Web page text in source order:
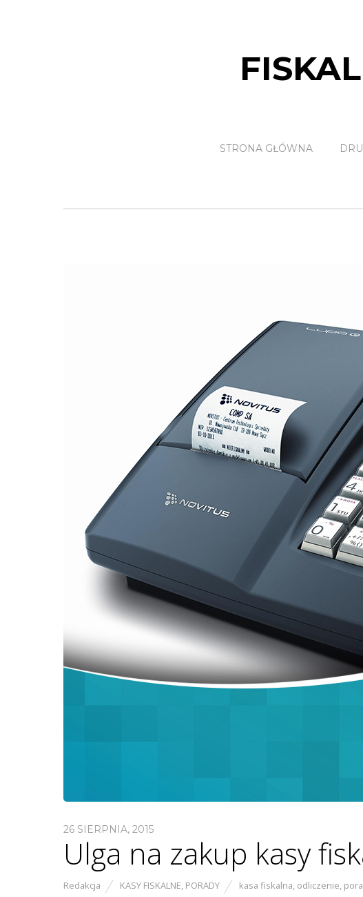
STRONA GŁÓWNA
26 SIERPNIA, 2015
Ulga na zakup kasy
Redakcja KASY FISKALNE, PORADY kasa fiskalna, odliczenie,